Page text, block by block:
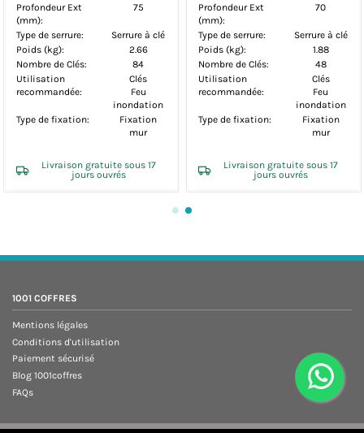
Profondeur Ext
(mm):
75
Type de serrure:
Serrure à clé
Poids (kg):
2.66
Nombre de Clés:
84
Utilisation
recommandée:
Clés
Feu
inondation
Type de fixation:
Fixation
mur
Livraison gratuite sous 17
jours ouvrés
Profondeur Ext
(mm):
70
Type de serrure:
Serrure à clé
Poids (kg):
1.88
Nombre de Clés:
48
Utilisation
recommandée:
Clés
Feu
inondation
Type de fixation:
Fixation
mur
Livraison gratuite sous 17
jours ouvrés
1001 COFFRES
Mentions légales
Conditions d'utilisation
Paiement sécurisé
Blog 1001coffres
FAQs